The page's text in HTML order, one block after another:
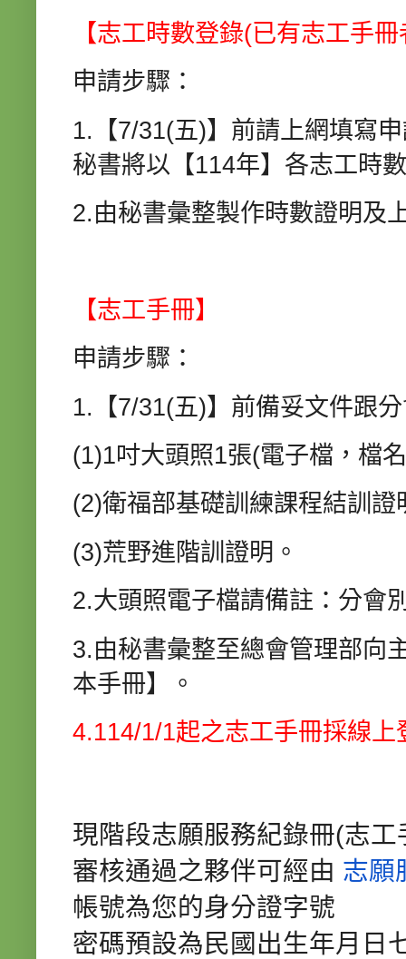
【志工時數登錄(已有志工手
申請步驟：
1.【7/31(五)】前請上網填寫
秘書將以【114年】各志工時
2.由秘書彙整製作時數證明及
【志工手冊】
申請步驟：
1.【7/31(五)】前備妥文件跟
(1)1吋大頭照1張(電子檔，檔
(2)衛福部基礎訓練課程結訓
(3)荒野進階訓證明。
2.大頭照電子檔請備註：分會
3.由秘書彙整至總會管理部向
本手冊】。
4.114/1/1起之志工手冊採線
現階段志願服務紀錄冊(志
審核通過之夥伴可經由 志願
帳號為您的身分證字號
密碼預設為民國出生年月日